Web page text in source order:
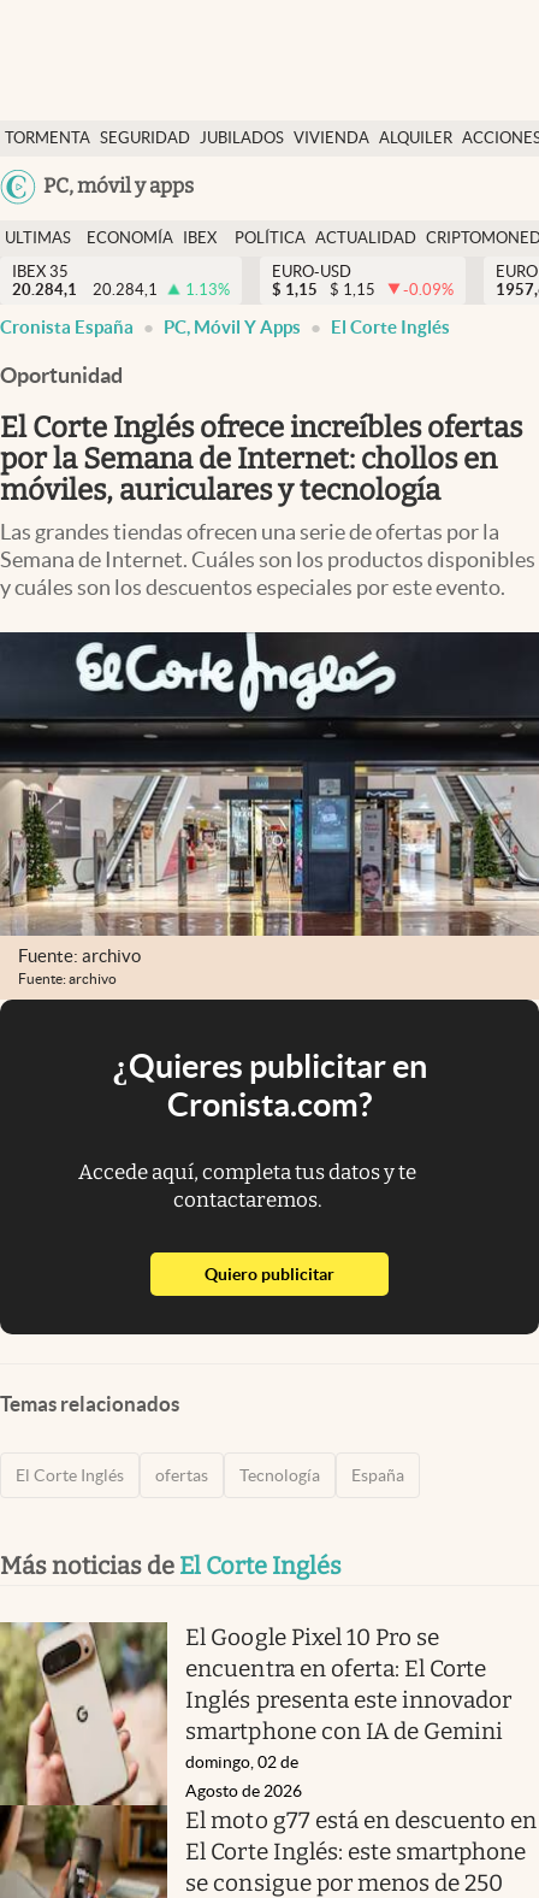
TORMENTA SEGURIDAD JUBILADOS VIVIENDA ALQUILER
Colombia
PC, móvil y apps
Economía y finanzas
Política
Actualidad
Criptomonedas
España
ULTIMAS
NOTICIAS
ECONOMÍA
FINANZAS
IBEX
EURO
POLÍTICA ACTUALIDAD
IBEX 35
20.284,1
20.284,1 1.13%
EURO-USD
$ 1,15 $ 1,15 -0.09%
Cronista España PC, Móvil Y Apps El Corte Inglés
Oportunidad
El Corte Inglés ofrece increíbles ofertas
por la Semana de Internet: chollos en
móviles, auriculares y tecnología
Las grandes tiendas ofrecen una serie de ofertas por la
Semana de Internet. Cuáles son los productos disponibles
y cuáles son los descuentos especiales por este evento.
Fuente: archivo
Fuente: archivo
¿Quieres publicitar en
Cronista.com?
Accede aquí, completa tus datos y te
contactaremos.
Quiero publicitarabre en nueva pestaña
Temas relacionados
El Corte Inglés ofertas Tecnología España
Más noticias de El Corte Inglés
El Google Pixel 10 Pro se
encuentra en oferta: El Corte
Inglés presenta este innovador
smartphone con IA de Gemini
domingo, 02 de
Agosto de 2026
El moto g77 está en descuento en
El Corte Inglés: este smartphone
se consigue por menos de 250